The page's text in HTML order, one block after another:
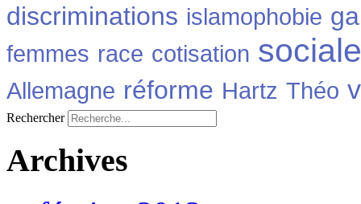
discriminations islamophobie
femmes race cotisation sociale
Allemagne réforme Hartz Théo
Rechercher
Archives